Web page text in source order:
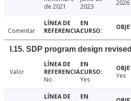
de 2021
2023
2026
Comentar
I.15. SDP program design revised
Valor
No
Yes Yes